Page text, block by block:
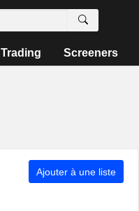
Trading Screeners
Ajouter à une liste